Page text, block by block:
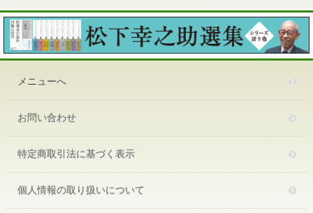
メニューへ
お問い合わせ
特定商取引法に基づく表示
個人情報の取り扱いについて